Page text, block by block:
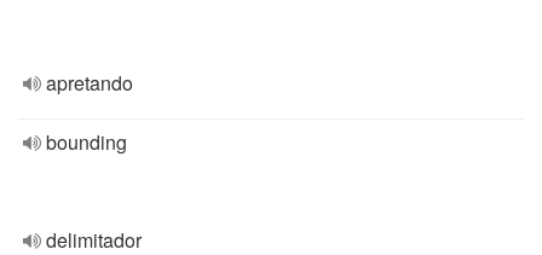
apretando
bounding
delimitador